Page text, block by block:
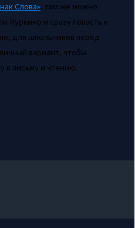
Слова», там же можно
Куркино и сразу попасть к
для школьников перед
вариант, чтобы
к письму и чтению.